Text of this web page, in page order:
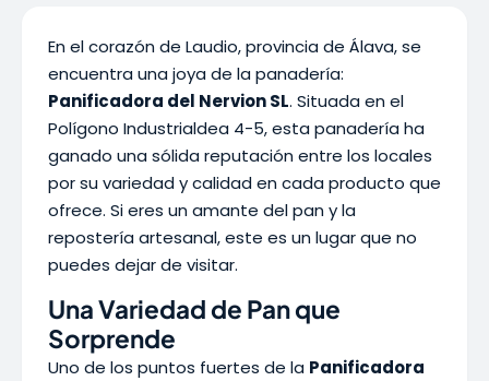
En el corazón de Laudio, provincia de Álava, se
encuentra una joya de la panadería:
Panificadora del Nervion SL. Situada en el
Polígono Industrialdea 4-5, esta panadería ha
ganado una sólida reputación entre los locales
por su variedad y calidad en cada producto que
ofrece. Si eres un amante del pan y la
repostería artesanal, este es un lugar que no
puedes dejar de visitar.
Una Variedad de Pan que
Sorprende
Uno de los puntos fuertes de la Panificadora